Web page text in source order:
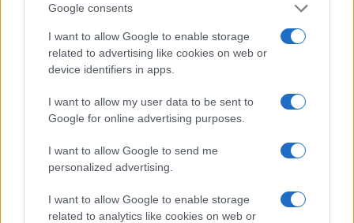
Google consents
I want to allow Google to enable storage
related to advertising like cookies on web or
device identifiers in apps.
I want to allow my user data to be sent to
Google for online advertising purposes.
I want to allow Google to send me
personalized advertising.
I want to allow Google to enable storage
related to analytics like cookies on web or
Niccolò Conforti · 7 Ago 2026
QUOTAZIONI CRYPTO
Eureka Bridged PAX
Gold (Terra